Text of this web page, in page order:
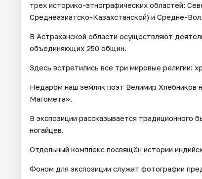
трех историко-этнографических областей:
Среднеазиатско-Казахстанской) и Средне-
В Астраханской области осуществляют
объединяющих 250 общин.
Здесь встретились все три мировые религии:
Недаром наш земляк поэт Велимир Хлебников
Магомета».
В экспозиции рассказывается традиционного
ногайцев.
Отдельный комплекс посвящён истории
Фоном для экспозиции служат фотографии